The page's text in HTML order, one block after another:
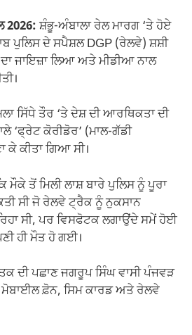
2026: ਸ਼ੰਭੂ-ਅੰਬਾਲਾ ਰੇਲ ਮਾਰਗ ‘ਤੇ ਹੋਏ
ਪੁਲਿਸ ਦੇ ਸਪੈਸ਼ਲ DGP (ਰੇਲਵੇ) ਸ਼ਸ਼ੀ
ਜਾਇਜ਼ਾ ਲਿਆ ਅਤੇ ਮੀਡੀਆ ਨਾਲ
ਸਿੱਧੇ ਤੌਰ ‘ਤੇ ਦੇਸ਼ ਦੀ ਆਰਥਿਕਤਾ ਦੀ
‘ਫ੍ਰੇਟ ਕੋਰੀਡੋਰ’ (ਮਾਲ-ਗੱਡੀ
ਕੇ ਕੀਤਾ ਗਿਆ ਸੀ।
ਮੌਕੇ ਤੋਂ ਮਿਲੀ ਲਾਸ਼ ਬਾਰੇ ਪੁਲਿਸ ਨੂੰ ਪੂਰਾ
ਸੀ ਜੋ ਰੇਲਵੇ ਟ੍ਰੈਕ ਨੂੰ ਨੁਕਸਾਨ
ਸੀ, ਪਰ ਵਿਸਫੋਟਕ ਲਗਾਉਂਦੇ ਸਮੇਂ ਹੋਈ
ਹੀ ਮੌਤ ਹੋ ਗਈ।
ਦੀ ਪਛਾਣ ਜਗਰੂਪ ਸਿੰਘ ਵਾਸੀ ਪੰਜਵੜ
ਫ਼ੋਨ, ਸਿਮ ਕਾਰਡ ਅਤੇ ਰੇਲਵੇ